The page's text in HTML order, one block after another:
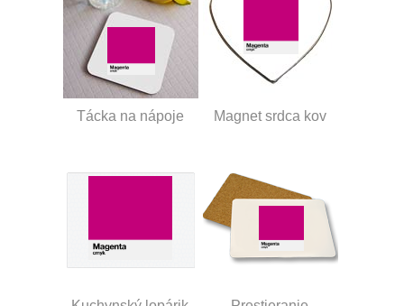
Tácka na nápoje Magnet srdca kov